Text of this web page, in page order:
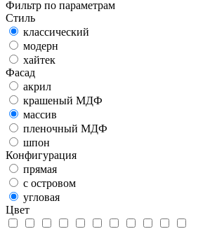
Фильтр по параметрам
Стиль
классический
модерн
хайтек
Фасад
акрил
крашеный МДФ
массив
пленочный МДФ
шпон
Конфигурация
прямая
с островом
угловая
Цвет